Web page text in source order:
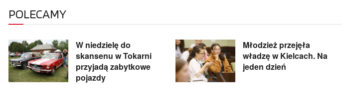
POLECAMY
W niedzielę do
skansenu w Tokarni
przyjadą zabytkowe
pojazdy
Młodzież przejęła
władzę w Kielcach. Na
jeden dzień